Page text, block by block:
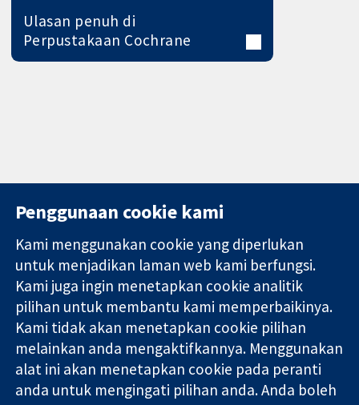
Ulasan penuh di
Perpustakaan Cochrane
Bukti yang
dipercayai.
keputusan
termaklum
Kesihatan yang
lebih baik
11-13 Cavendish
Square
London
W1G 0AN
United Kingdom
Hubungi kita
Berita
Pejabat
akhbar
Perihal Kami
Pekerjaan
Cochrane
Library
Penggunaan cookie kami
Kami menggunakan cookie yang diperlukan
untuk menjadikan laman web kami berfungsi.
Kami juga ingin menetapkan cookie analitik
pilihan untuk membantu kami memperbaikinya.
Kami tidak akan menetapkan cookie pilihan
melainkan anda mengaktifkannya. Menggunakan
alat ini akan menetapkan cookie pada peranti
anda untuk mengingati pilihan anda. Anda boleh